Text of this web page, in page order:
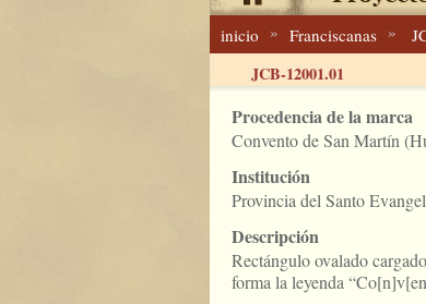
inicio » Franciscanas »
JCB-12001.01
Procedencia de la marca
Convento de San Martín
Institución
Provincia del Santo
Descripción
Rectángulo ovalado
forma la leyenda